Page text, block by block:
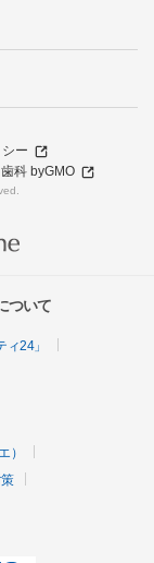
ー
科 byGMO
ついて
24」
）